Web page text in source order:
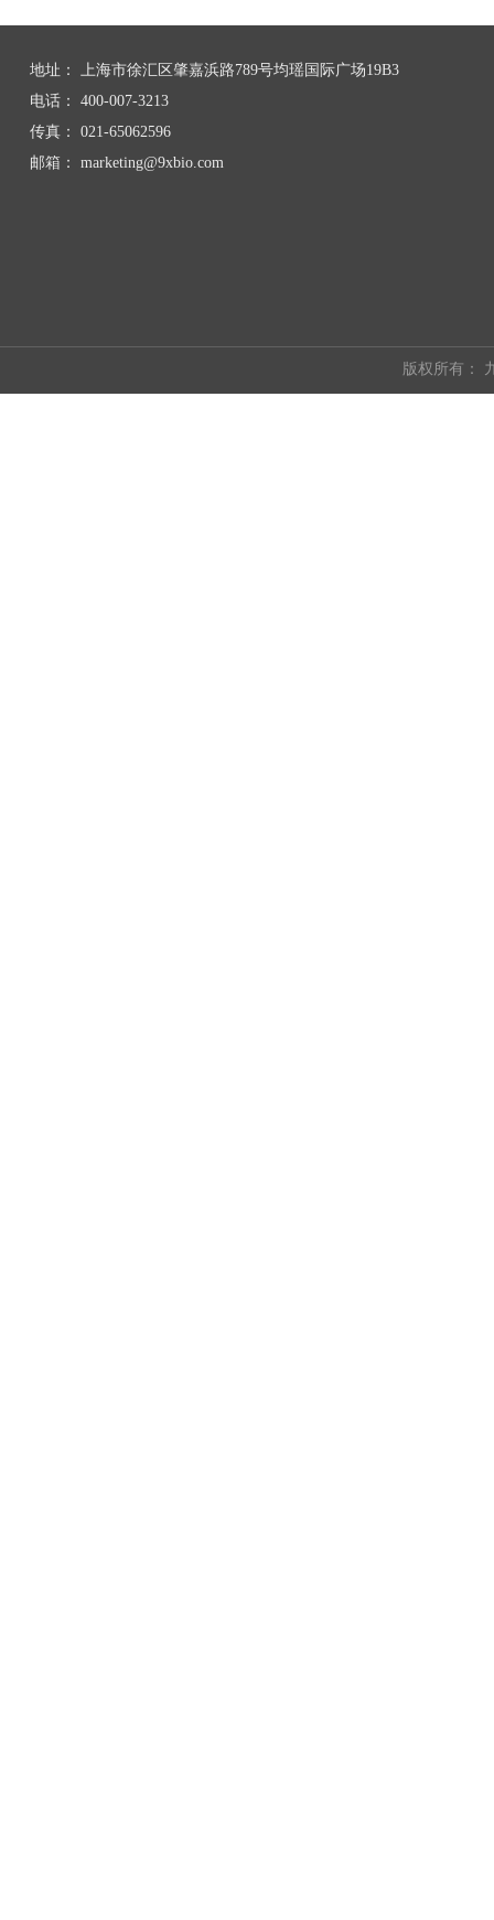
地址：
上海市徐汇区肇嘉浜路789号均瑶国际广场19B3
电话：
400-007-3213
传真：
021-65062596
邮箱：
marketing@9xbio.com
版权所有：